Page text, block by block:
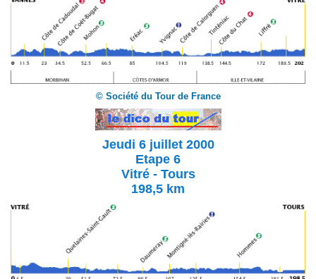
© Société du Tour de France
Jeudi 6 juillet 2000
Etape 6
Vitré - Tours
198,5 km